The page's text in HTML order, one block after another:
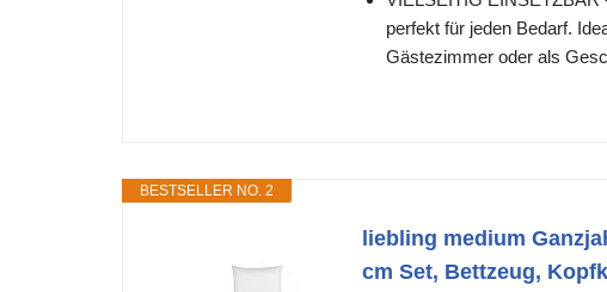
perfekt für jeden Bedarf.
Gästezimmer oder als
BESTSELLER NO. 2
liebling medium
cm Set, Bettzeug,